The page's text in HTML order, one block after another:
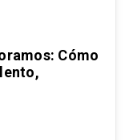
Cómo